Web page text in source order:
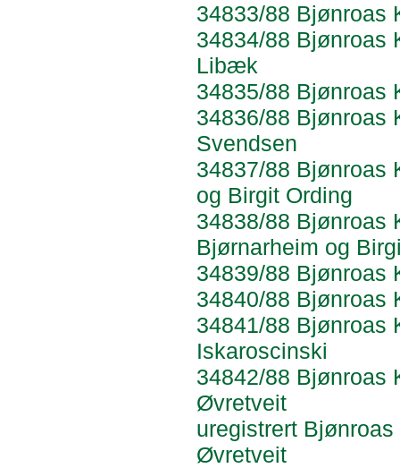
34833/88 Bjønroas
34834/88 Bjønroas
Libæk
34835/88 Bjønroas
34836/88 Bjønroas
Svendsen
34837/88 Bjønroas
og Birgit Ording
34838/88 Bjønroas
Bjørnarheim og
34839/88 Bjønroas
34840/88 Bjønroas
34841/88 Bjønroas
Iskaroscinski
34842/88 Bjønroas
Øvretveit
uregistrert
Øvretveit